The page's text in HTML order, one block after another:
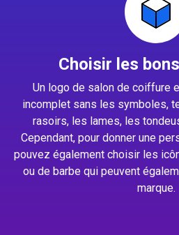
Choisir les
Un logo de salon de coiffure
incomplet sans les symboles,
rasoirs, les lames, les
Cependant, pour donner une
pouvez également choisir les
ou de barbe qui peuvent
marque.